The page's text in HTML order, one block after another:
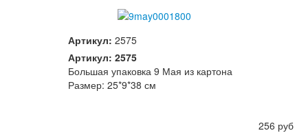
Артикул: 2575
Артикул: 2575
Большая упаковка 9 Мая из картона
Размер: 25*9*38 см
256 руб